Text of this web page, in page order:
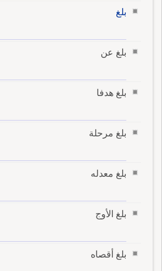
بلغ
بلغ عن
بلغ هدفا
بلغ مرحلة
بلغ معدله
بلغ الأوج
بلغ أقصاه